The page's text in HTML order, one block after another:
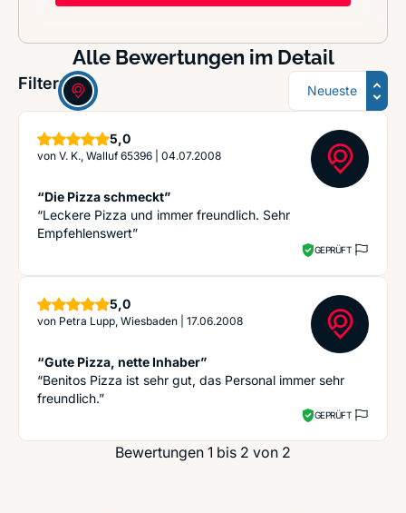
Alle Bewertungen im Detail
Filter: Sortierung
5,0Sterne
von V. K., Walluf 65396 04.07.2008
“Die Pizza schmeckt”
“Leckere Pizza und immer freundlich. Sehr
Empfehlenswert”
GEPRÜFT
5,0Sterne
von Petra Lupp, Wiesbaden 17.06.2008
“Gute Pizza, nette Inhaber”
“Benitos Pizza ist sehr gut, das Personal immer sehr
freundlich.”
GEPRÜFT
Bewertungen 1 bis 2 von 2